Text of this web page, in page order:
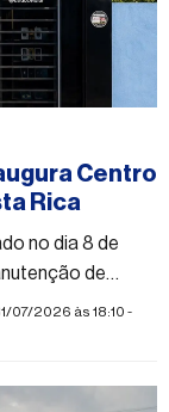
Centro
Rica
no dia 8 de
de
07/2026 às 18:10 -